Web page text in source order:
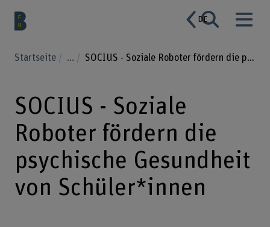
DE
Startseite ... SOCIUS - Soziale Roboter fördern die psychische Gesundheit von Schüler*innen
SOCIUS - Soziale
Roboter fördern die
psychische Gesundheit
von Schüler*innen